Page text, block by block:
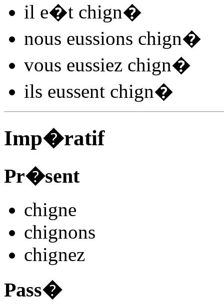
il e�t chign�
nous eussions chign�
vous eussiez chign�
ils eussent chign�
Imp�ratif
Pr�sent
chigne
chignons
chignez
Pass�